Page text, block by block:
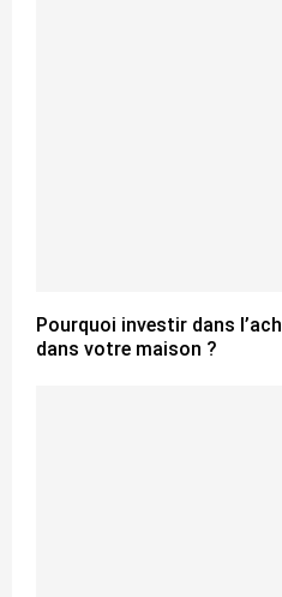
Pourquoi investir dans
dans votre maison ?